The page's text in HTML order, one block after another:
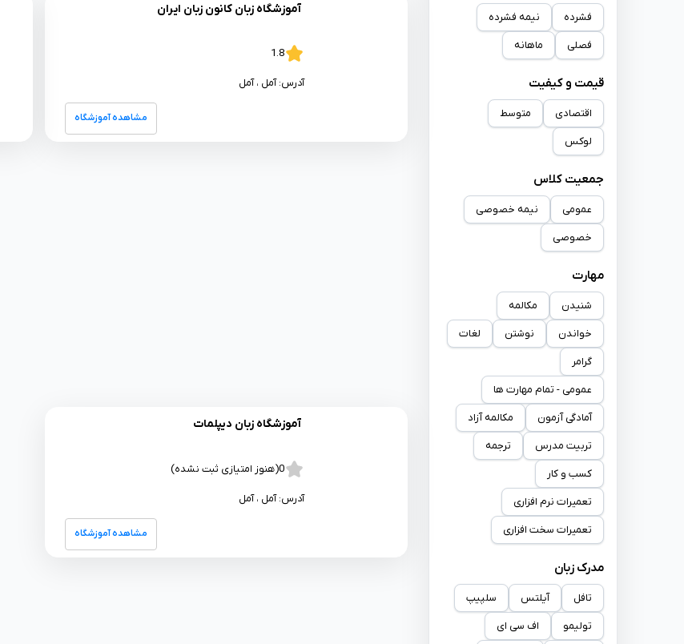
فشرده نیمه فشرده
فصلی ماهانه
قیمت و کیفیت
اقتصادی متوسط
لوکس
جمعیت کلاس
عمومی نیمه خصوصی
خصوصی
مهارت
شنیدن مکالمه
خواندن نوشتن لغات
گرامر
عمومی - تمام مهارت ها
آمادگی آزمون مکالمه آزاد
تربیت مدرس ترجمه
کسب و کار
تعمیرات نرم افزاری
تعمیرات سخت افزاری
مدرک زبان
تافل آیلتس سلپیپ
تولیمو اف سی ای
آموزشگاه زبان کانون زبان ایران
1.8
آدرس:آمل ، آمل
مشاهده آموزشگاه
آموزشگاه زبان دیپلمات
0(هنوز امتیازی ثبت نشده)
آدرس:آمل ، آمل
مشاهده آموزشگاه